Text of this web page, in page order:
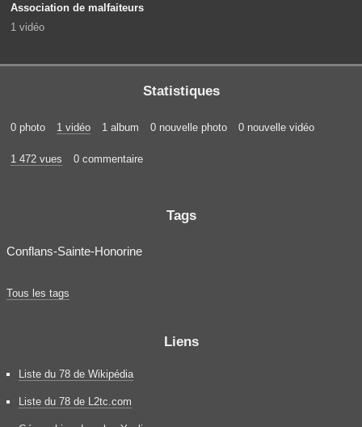
Association de malfaiteurs
1 vidéo
Statistiques
0 photo 1 vidéo 1 album 0 nouvelle photo 0 nouvelle vidéo
1 472 vues 0 commentaire
Tags
Conflans-Sainte-Honorine
Tous les tags
Liens
Liste du 78 de Wikipédia
Liste du 78 de L2tc.com